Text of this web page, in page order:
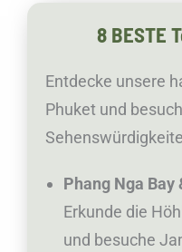
8 BESTE
Entdecke unsere
Phuket und
Phang Nga Bay
Erkunde die
und besuche